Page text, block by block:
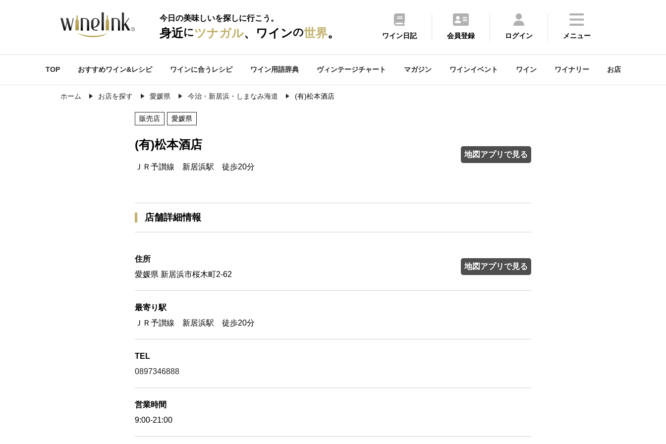
今日の美味しいを探しに行こう。
身近にツナガル、ワインの世界。 ワイン日記 会員登録 ログイン メニュー
TOP おすすめワイン&レシピ ワインに合うレシピ ワイン用語辞典 ヴィンテージチャート マガジン ワインイベント ワイン ワイナリー お店
ホーム お店を探す 愛媛県 今治・新居浜・しまなみ海道 (有)松本酒店
販売店 愛媛県
(有)松本酒店
ＪＲ予讃線 新居浜駅 徒歩20分
地図アプリで見る
店舗詳細情報
住所
愛媛県 新居浜市桜木町2-62
地図アプリで見る
最寄り駅
ＪＲ予讃線 新居浜駅 徒歩20分
TEL
0897346888
営業時間
9:00-21:00